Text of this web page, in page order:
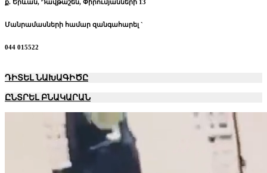
ք. Երևան, Դավթաշեն, Փիրումյանների 13
Մանրամասների համար զանգահարել `
044 015522
ԴԻՏԵԼՆԱԽԱԳԻԾԸ
ԸՆՏՐԵԼ ԲՆԱԿԱՐԱՆ